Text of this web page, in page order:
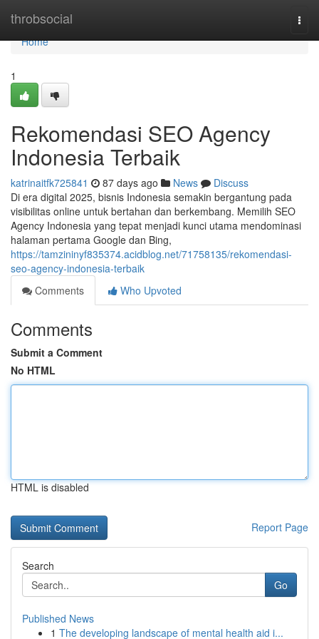
throbsocial
Home
Home
1
Rekomendasi SEO Agency
Indonesia Terbaik
katrinaitfk725841 87 days ago News
Discuss
Di era digital 2025, bisnis Indonesia semakin bergantung pada
visibilitas online untuk bertahan dan berkembang. Memilih SEO
Agency Indonesia yang tepat menjadi kunci utama mendominasi
halaman pertama Google dan Bing,
https://tamzininyf835374.acidblog.net/71758135/rekomendasi-
seo-agency-indonesia-terbaik
Comments
Who Upvoted
Comments
Submit a Comment
No HTML
HTML is disabled
Report Page
Search
Go
Published News
1 The developing landscape of mental health aid i...